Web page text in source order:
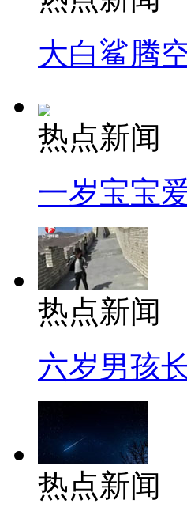
大白鲨腾
热点新闻
一岁宝宝
热点新闻
六岁男孩
热点新闻